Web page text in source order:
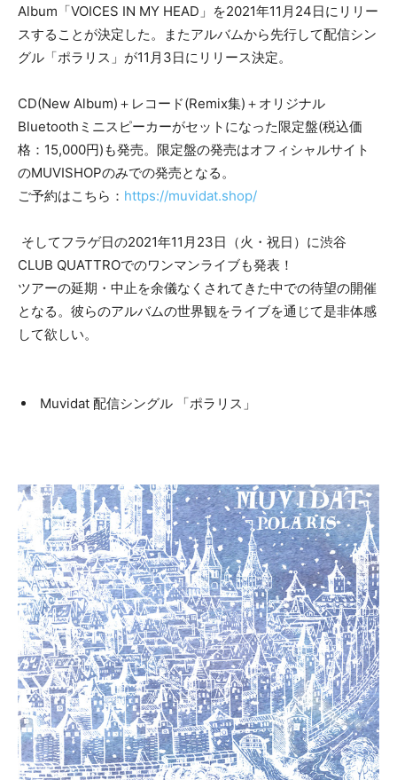
Album「VOICES IN MY HEAD」を2021年11月24日にリリー
スすることが決定した。またアルバムから先行して配信シン
グル「ポラリス」が11月3日にリリース決定。
CD(New Album)＋レコード(Remix集)＋オリジナル
Bluetoothミニスピーカーがセットになった限定盤(税込価
格：15,000円)も発売。限定盤の発売はオフィシャルサイト
のMUVISHOPのみでの発売となる。
ご予約はこちら： https://muvidat.shop/
そしてフラゲ日の2021年11月23日（火・祝日）に渋谷
CLUB QUATTROでのワンマンライブも発表！
ツアーの延期・中止を余儀なくされてきた中での待望の開催
となる。彼らのアルバムの世界観をライブを通じて是非体感
して欲しい。
Muvidat 配信シングル 「ポラリス」